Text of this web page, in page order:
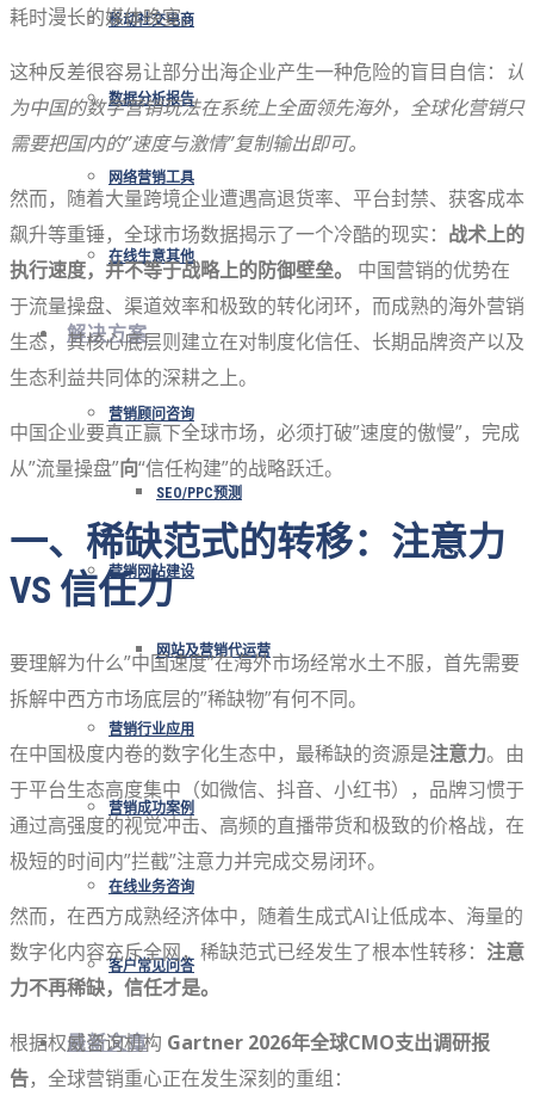
移动社交电商
数据分析报告
网络营销工具
在线生意其他
解决方案
营销顾问咨询
SEO/PPC预测
营销网站建设
网站及营销代运营
营销行业应用
营销成功案例
在线业务咨询
客户常见问答
最新文章
耗时漫长的媒体晚宴。
这种反差很容易让部分出海企业产生一种危险的盲目自信： 认
为中国的数字营销玩法在系统上全面领先海外，全球化营销只
需要把国内的”速度与激情”复制输出即可。
然而，随着大量跨境企业遭遇高退货率、平台封禁、获客成本
飙升等重锤，全球市场数据揭示了一个冷酷的现实： 战术上的
执行速度，并不等于战略上的防御壁垒。
中国营销的优势在
于流量操盘、渠道效率和极致的转化闭环，而成熟的海外营销
生态，其核心底层则建立在对制度化信任、长期品牌资产以及
生态利益共同体的深耕之上。
中国企业要真正赢下全球市场，必须打破”速度的傲慢”，完成
从”流量操盘”向“信任构建”的战略跃迁。
一、稀缺范式的转移：注意力
VS 信任力
要理解为什么”中国速度”在海外市场经常水土不服，首先需要
拆解中西方市场底层的”稀缺物”有何不同。
在中国极度内卷的数字化生态中，最稀缺的资源是注意力。由
于平台生态高度集中（如微信、抖音、小红书），品牌习惯于
通过高强度的视觉冲击、高频的直播带货和极致的价格战，在
极短的时间内”拦截”注意力并完成交易闭环。
然而，在西方成熟经济体中，随着生成式AI让低成本、海量的
数字化内容充斥全网，稀缺范式已经发生了根本性转移： 注意
力不再稀缺，信任才是。
根据权威咨询机构 Gartner 2026年全球CMO支出调研报
告，全球营销重心正在发生深刻的重组：